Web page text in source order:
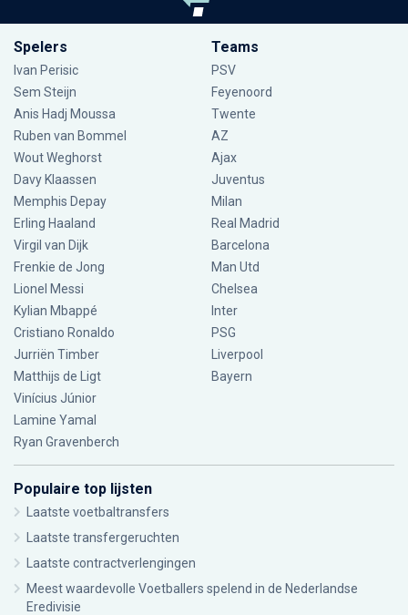
Spelers
Ivan Perisic
Sem Steijn
Anis Hadj Moussa
Ruben van Bommel
Wout Weghorst
Davy Klaassen
Memphis Depay
Erling Haaland
Virgil van Dijk
Frenkie de Jong
Lionel Messi
Kylian Mbappé
Cristiano Ronaldo
Jurriën Timber
Matthijs de Ligt
Vinícius Júnior
Lamine Yamal
Ryan Gravenberch
Teams
PSV
Feyenoord
Twente
AZ
Ajax
Juventus
Milan
Real Madrid
Barcelona
Man Utd
Chelsea
Inter
PSG
Liverpool
Bayern
Populaire top lijsten
Laatste voetbaltransfers
Laatste transfergeruchten
Laatste contractverlengingen
Meest waardevolle Voetballers spelend in de Nederlandse
Eredivisie